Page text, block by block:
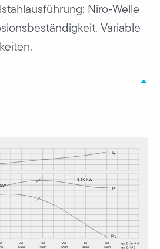
Niro-Welle
Variable